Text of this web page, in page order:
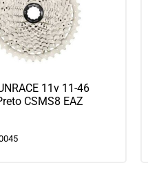
11v 11-46
CSMS8 EAZ